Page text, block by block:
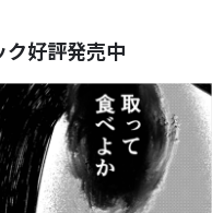
ク好評発売中